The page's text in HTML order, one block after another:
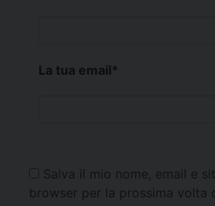
La tua email*
Salva il mio nome, email e
browser per la prossima volta